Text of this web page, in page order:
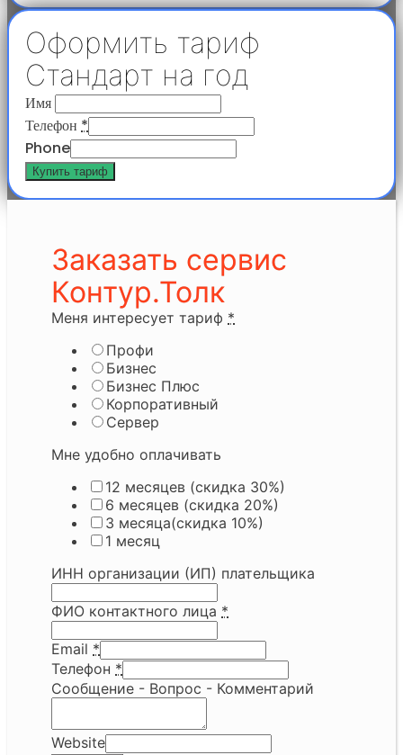
Оформить тариф
Стандарт на год
Имя
Телефон *
Phone
Купить тариф
Заказать сервис
Контур.Толк
Меня интересует тариф *
Профи
Бизнес
Бизнес Плюс
Корпоративный
Сервер
Мне удобно оплачивать
12 месяцев (скидка 30%)
6 месяцев (скидка 20%)
3 месяца(скидка 10%)
1 месяц
ИНН организации (ИП) плательщика
ФИО контактного лица *
Email *
Телефон *
Сообщение - Вопрос - Комментарий
Website